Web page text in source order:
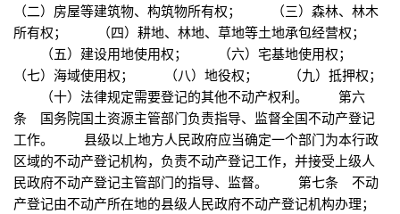
（二）房屋等建筑物、构筑物所有权； （三）森林、林木
所有权； （四）耕地、林地、草地等土地承包经营权；
（五）建设用地使用权； （六）宅基地使用权；
（七）海域使用权； （八）地役权； （九）抵押权；
（十）法律规定需要登记的其他不动产权利。 第六
条 国务院国土资源主管部门负责指导、监督全国不动产登记
工作。 县级以上地方人民政府应当确定一个部门为本行政
区域的不动产登记机构，负责不动产登记工作，并接受上级人
民政府不动产登记主管部门的指导、监督。 第七条 不动
产登记由不动产所在地的县级人民政府不动产登记机构办理；